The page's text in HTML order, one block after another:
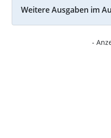
Weitere Ausgaben im
-